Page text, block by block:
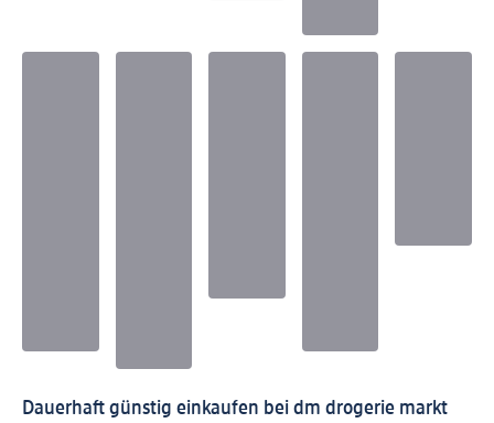
Dauerhaft günstig einkaufen bei dm drogerie markt